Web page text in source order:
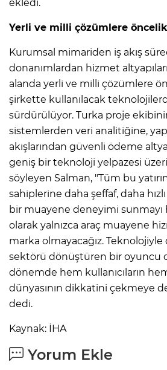
ekledi.
Yerli ve milli çözümlere
Kurumsal mimariden iş akış
donanımlardan hizmet
alanda yerli ve milli çözümlere
şirkette kullanılacak
sürdürülüyor. Turka proje
sistemlerden veri analitiğine,
akışlarından güvenli ödeme
geniş bir teknoloji yelpazesi
söyleyen Salman, "Tüm bu
sahiplerine daha şeffaf, daha
bir muayene deneyimi sunmayı
olarak yalnızca araç muayene
marka olmayacağız.
sektörü dönüştüren bir oyuncu
dönemde hem kullanıcıların
dünyasının dikkatini çekmeye
dedi.
Kaynak: İHA
Yorum Ekle